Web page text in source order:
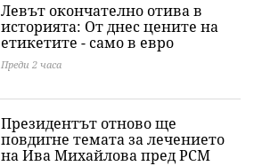
Левът окончателно отива в
историята: Oт днес цените на
етикетите - само в евро
Преди 2 часа
Президентът отново ще
повдигне темата за лечението
на Ива Михайлова пред РСМ